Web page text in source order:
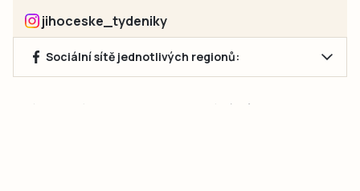
jihoceske_tydeniky
Sociální sítě jednotlivých regionů:
Jakékoliv užití obsahu, včetně převzetí článků, je bez souhlasu